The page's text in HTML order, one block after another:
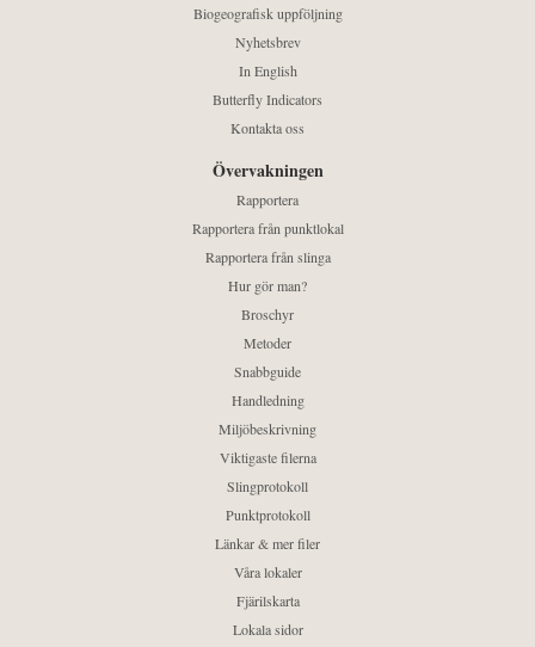
Biogeografisk uppföljning
Nyhetsbrev
In English
Butterfly Indicators
Kontakta oss
Övervakningen
Rapportera
Rapportera från punktlokal
Rapportera från slinga
Hur gör man?
Broschyr
Metoder
Snabbguide
Handledning
Miljöbeskrivning
Viktigaste filerna
Slingprotokoll
Punktprotokoll
Länkar & mer filer
Våra lokaler
Fjärilskarta
Lokala sidor